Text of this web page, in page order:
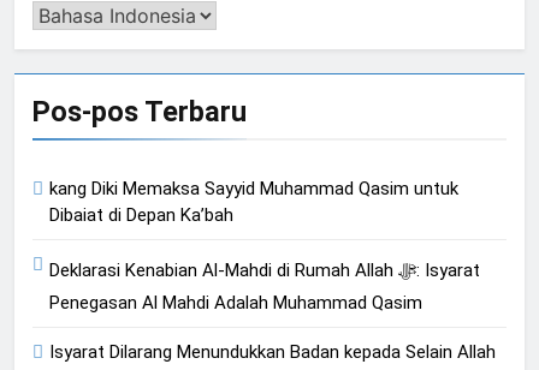
Pengalih
Pos-pos Terbaru
kang Diki Memaksa Sayyid Muhammad Qasim untuk
Dibaiat di Depan Ka’bah
Deklarasi Kenabian Al-Mahdi di Rumah Allah ﷻ: Isyarat
Penegasan Al Mahdi Adalah Muhammad Qasim
Isyarat Dilarang Menundukkan Badan kepada Selain Allah